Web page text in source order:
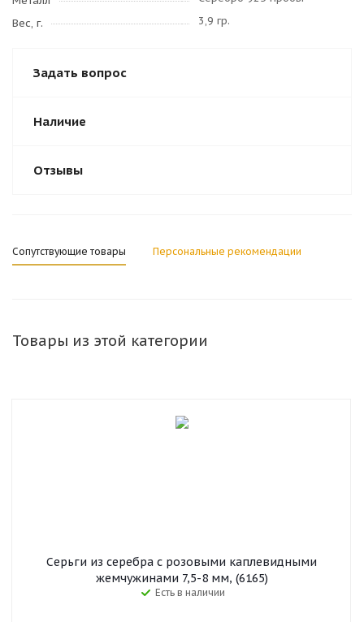
Вес, г.
3,9 гр.
Задать вопрос
Наличие
Отзывы
Сопутствующие товары Персональные рекомендации
Товары из этой категории
Серьги из серебра с розовыми каплевидными
жемчужинами 7,5-8 мм, (6165)
Есть в наличии